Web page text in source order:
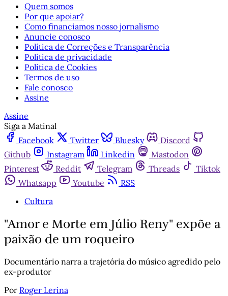
Quem somos
Por que apoiar?
Como financiamos nosso jornalismo
Anuncie conosco
Política de Correções e Transparência
Política de privacidade
Política de Cookies
Termos de uso
Fale conosco
Assine
Assine
Siga a Matinal
Facebook
Twitter Bluesky
Discord
Github
Instagram Linkedin
Mastodon
Pinterest
Reddit Telegram Threads
Tiktok
Whatsapp
Youtube
RSS
Cultura
"Amor e Morte em Júlio Reny" expõe a
paixão de um roqueiro
Documentário narra a trajetória do músico agredido pelo
ex-produtor
Por Roger Lerina